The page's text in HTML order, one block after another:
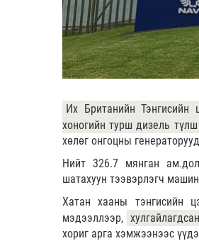
Их Британийн Тэнгисийн
хоногийн турш дизель
хөлөг онгоцны
Нийт 326.7 мянган
шатахуун тээвэрлэгч
Хатан хааны тэнгисийн
мэдээллээр,
хориг арга хэмжээнээс